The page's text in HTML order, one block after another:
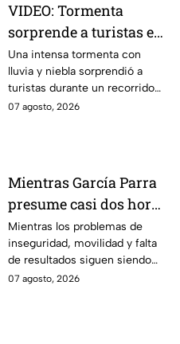
mayor seguridad y patrullajes
ante el miedo que viven los
habitantes de Amozoc en
Puebla.
VIDEO: Tormenta
sorprende a turistas en
el Cañón del Sumidero;
así fue captado el
momento
Una intensa tormenta con
lluvia y niebla sorprendió a
turistas durante un recorrido
en lancha por el Cañón del
07 agosto, 2026
Mientras García Parra
presume casi dos horas
al aire de "Armenta
Contigo", la estrategia
del gobierno de
Alejandro Armenta
Mientras los problemas de
inseguridad, movilidad y falta
de resultados siguen siendo
parte de la vida cotidiana de
07 agosto, 2026